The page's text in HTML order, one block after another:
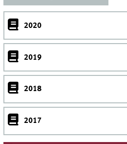
2020
2019
2018
2017